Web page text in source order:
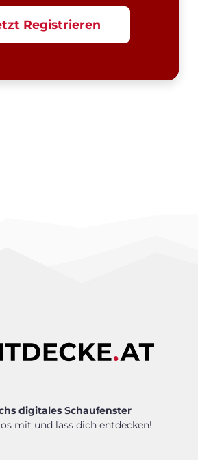
Registrieren
digitales Schaufenster
mit und lass dich entdecken!